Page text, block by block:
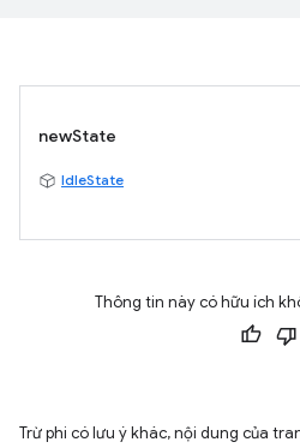
newState
IdleState
Thông tin này có hữu ích
Trừ phi có lưu ý khác, nội dung của